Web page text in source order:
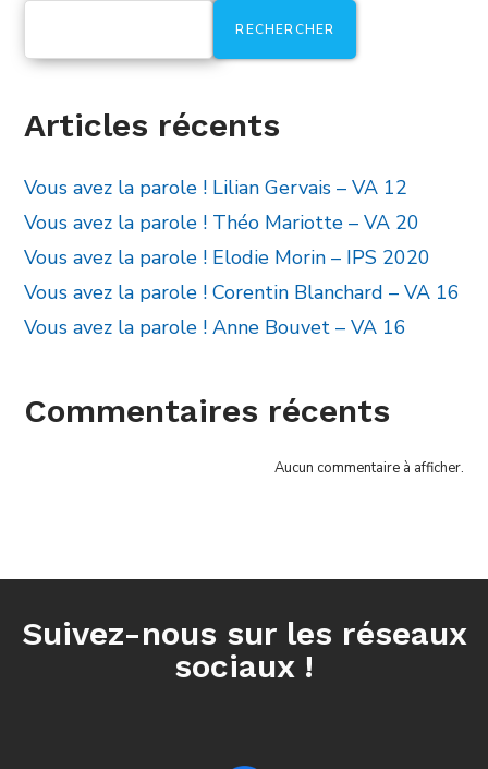
RECHERCHER
Articles récents
Vous avez la parole ! Lilian Gervais – VA 12
Vous avez la parole ! Théo Mariotte – VA 20
Vous avez la parole ! Elodie Morin – IPS 2020
Vous avez la parole ! Corentin Blanchard – VA 16
Vous avez la parole ! Anne Bouvet – VA 16
Commentaires récents
Aucun commentaire à afficher.
Suivez-nous sur les réseaux
sociaux !